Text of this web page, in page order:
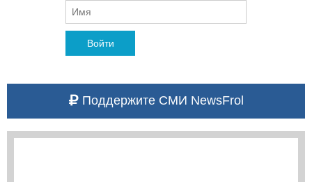
Войти
Поддержите СМИ NewsFrol